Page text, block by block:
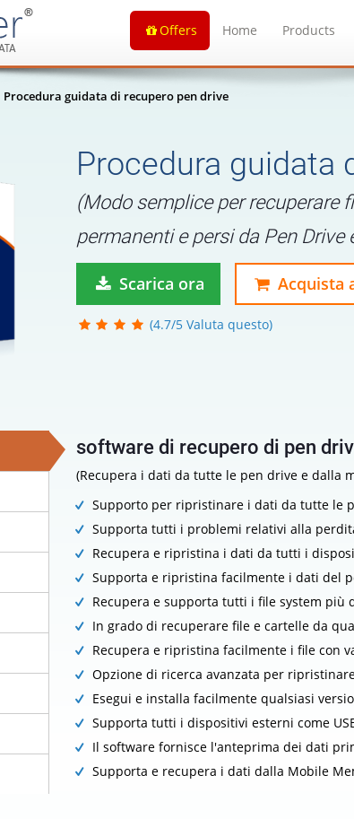
Offers Home Products
Procedura guidata di recupero pen drive
Procedura guidata
(Modo semplice per recuperare
permanenti e persi da Pen Drive
Scarica ora Acquista
(4.7/5 Valuta questo)
software di recupero di pen
(Recupera i dati da tutte le pen drive e dalla
Supporto per ripristinare i dati da tutte le
Supporta tutti i problemi relativi alla
Recupera e ripristina i dati da tutti i
Supporta e ripristina facilmente i dati del
Recupera e supporta tutti i file system
In grado di recuperare file e cartelle da
Recupera e ripristina facilmente i file con
Opzione di ricerca avanzata per
Esegui e installa facilmente qualsiasi
Supporta tutti i dispositivi esterni come USB
Il software fornisce l'anteprima dei dati
Supporta e recupera i dati dalla Mobile